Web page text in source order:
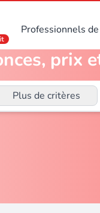
Professionnels
prix
Plus de critères